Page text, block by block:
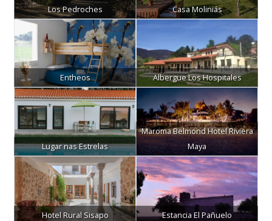
Los Pedroches
Casa Moliniás
Entheos Albergue Los Hospitales
Lugar nas Estrelas
Maroma Belmond Hotel Riviera
Maya
Hotel Rural Sisapo Estancia El Pañuelo